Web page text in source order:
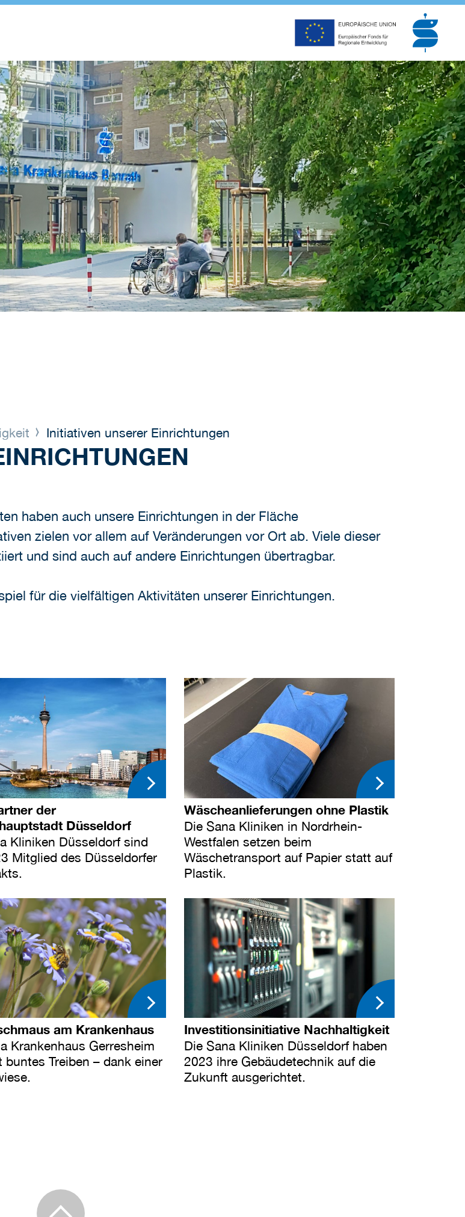
Initiativen unserer Einrichtungen
haben auch unsere Einrichtungen in der Fläche
zielen vor allem auf Veränderungen vor Ort ab. Viele dieser
und sind auch auf andere Einrichtungen übertragbar.
für die vielfältigen Aktivitäten unserer Einrichtungen.
der
Düsseldorf
Kliniken Düsseldorf sind
Mitglied des Düsseldorfer
Wäscheanlieferungen ohne Plastik
Die Sana Kliniken in Nordrhein-
Westfalen setzen beim
Wäschetransport auf Papier statt auf
Plastik.
am Krankenhaus
Krankenhaus Gerresheim
buntes Treiben – dank einer
Investitionsinitiative Nachhaltigkeit
Die Sana Kliniken Düsseldorf haben
2023 ihre Gebäudetechnik auf die
Zukunft ausgerichtet.